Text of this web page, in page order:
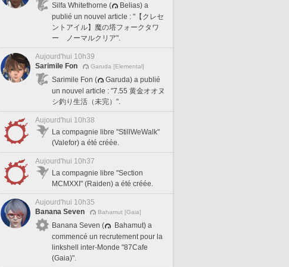
Silfa Whitethorne (
Belias) a
publié un nouvel article : "【クレセ
ントアイル】魔の塔フォークタワ
ー ノーマルクリア".
Aujourd'hui 10h39
Sarimile Fon
Garuda [Elemental]
Sarimile Fon (
Garuda) a publié
un nouvel article : "7.55 黄金オオヌ
シ釣り生活（未完）".
Aujourd'hui 10h38
La compagnie libre "StillWeWalk"
(Valefor) a été créée.
Aujourd'hui 10h37
La compagnie libre "Section
MCMXXI" (Raiden) a été créée.
Aujourd'hui 10h35
Banana Seven
Bahamut [Gaia]
Banana Seven (
Bahamut) a
commencé un recrutement pour la
linkshell inter-Monde "87Cafe
(Gaia)".